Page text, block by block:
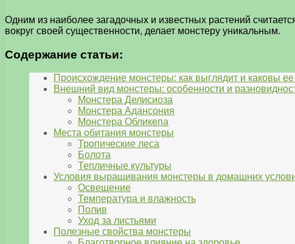
Одним из наиболее загадочных и известных растений
вокруг своей существенности, делает монстеру уникальным.
Содержание статьи:
Происхождение монстеры: как выглядит и каковы
Внешний вид монстеры: особенности и
Монстера Делисиоза
Монстера Адансония
Монстера Обликепа
Места обитания монстеры
Тропические леса
Болота
Тепличные культуры
Условия выращивания монстеры в домашних
Освещение
Температура и влажность
Полив
Уход за листьями
Полезные свойства монстеры